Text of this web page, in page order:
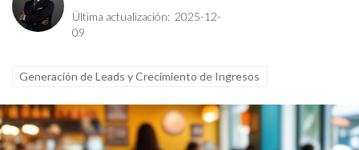
Última actualización: 2025-12-
09
Generación de Leads y Crecimiento de Ingresos